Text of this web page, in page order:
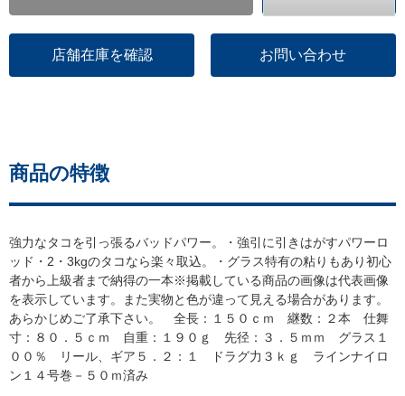
店舗在庫を確認 お問い合わせ
商品の特徴
強力なタコを引っ張るバッドパワー。・強引に引きはがすパワーロ
ッド・2・3kgのタコなら楽々取込。・グラス特有の粘りもあり初心
者から上級者まで納得の一本※掲載している商品の画像は代表画像
を表示しています。また実物と色が違って見える場合があります。
あらかじめご了承下さい。 全長：１５０ｃｍ 継数：２本 仕舞
寸：８０．５ｃｍ 自重：１９０ｇ 先径：３．５ｍｍ グラス１
００％ リール、ギア５．２：１ ドラグ力３ｋｇ ラインナイロ
ン１４号巻－５０ｍ済み